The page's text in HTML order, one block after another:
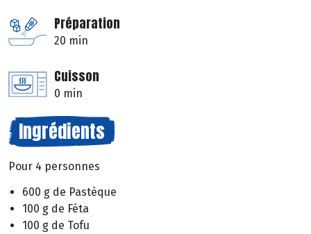
Préparation
20 min
Cuisson
0 min
Ingrédients
Pour 4 personnes
600 g de Pastèque
100 g de Féta
100 g de Tofu